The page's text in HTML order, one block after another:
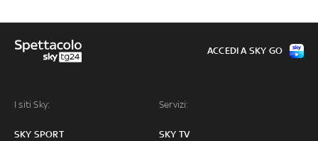
I siti Sky:
SKY SPORT
Servizi:
SKY TV
ACCEDI A SKY GO